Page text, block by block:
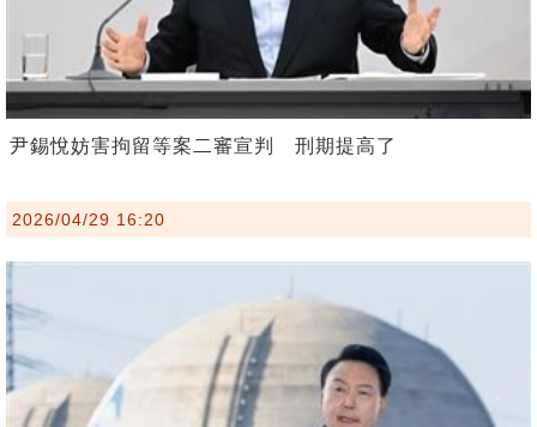
尹錫悅妨害拘留等案二審宣判 刑期提高了
2026/04/29 16:20